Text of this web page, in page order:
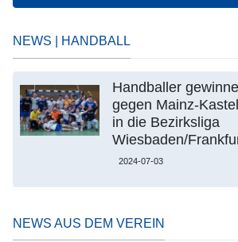
NEWS | HANDBALL
Handballer
gegen Mainz-
in die Bezirksliga
Wiesbaden/
2024-07-03
NEWS AUS DEM VEREIN